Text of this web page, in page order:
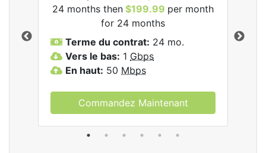
24 months then $199.99 per month
for 24 months
Terme du contrat: 24 mo.
Vers le bas: 1 Gbps
En haut: 50 Mbps
Commandez Maintenant